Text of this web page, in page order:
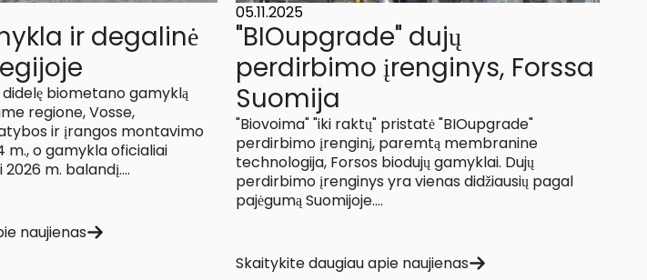
ir degalinė
biometano gamyklą
regione, Vosse,
ir įrangos montavimo
m., o gamykla oficialiai
m. balandį....
naujienas
05.11.2025
"BIOupgrade" dujų
perdirbimo įrenginys, Forssa
Suomija
"Biovoima" "iki raktų" pristatė "BIOupgrade"
perdirbimo įrenginį, paremtą membranine
technologija, Forsos biodujų gamyklai. Dujų
perdirbimo įrenginys yra vienas didžiausių pagal
pajėgumą Suomijoje....
Skaitykite daugiau apie naujienas